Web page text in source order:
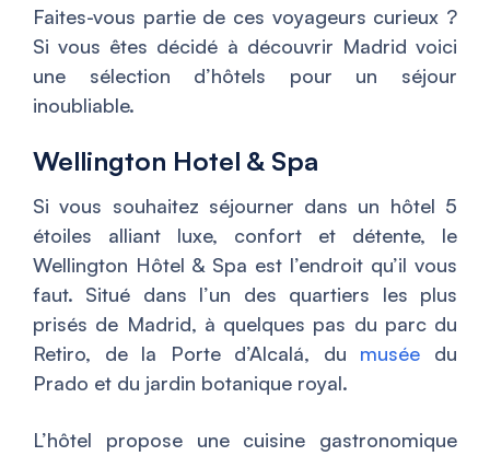
Faites-vous partie de ces voyageurs curieux ?
Si vous êtes décidé à découvrir Madrid voici
une sélection d’hôtels pour un séjour
inoubliable.
Wellington Hotel & Spa
Si vous souhaitez séjourner dans un hôtel 5
étoiles alliant luxe, confort et détente, le
Wellington Hôtel & Spa est l’endroit qu’il vous
faut. Situé dans l’un des quartiers les plus
prisés de Madrid, à quelques pas du parc du
Retiro, de la Porte d’Alcalá, du musée du
Prado et du jardin botanique royal.
L’hôtel propose une cuisine gastronomique